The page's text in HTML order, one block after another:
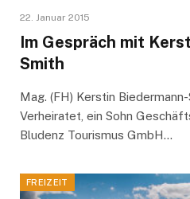
22. Januar 2015
Im Gespräch mit
Smith
Mag. (FH) Kerstin
Verheiratet, ein Sohn
Bludenz Tourismus GmbH…
FREIZEIT